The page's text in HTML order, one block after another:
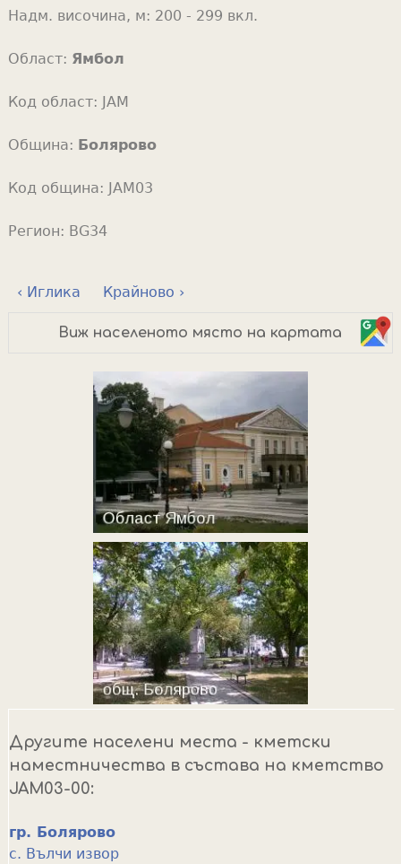
Надм. височина, м: 200 - 299 вкл.
Област: Ямбол
Код област: JAM
Община: Болярово
Код община: JAM03
Регион: BG34
‹ Иглика Крайново ›
Виж населеното място на картата
Другите населени места - кметски
наместничества в състава на кметство
JAM03-00:
гр. Болярово
с. Вълчи извор